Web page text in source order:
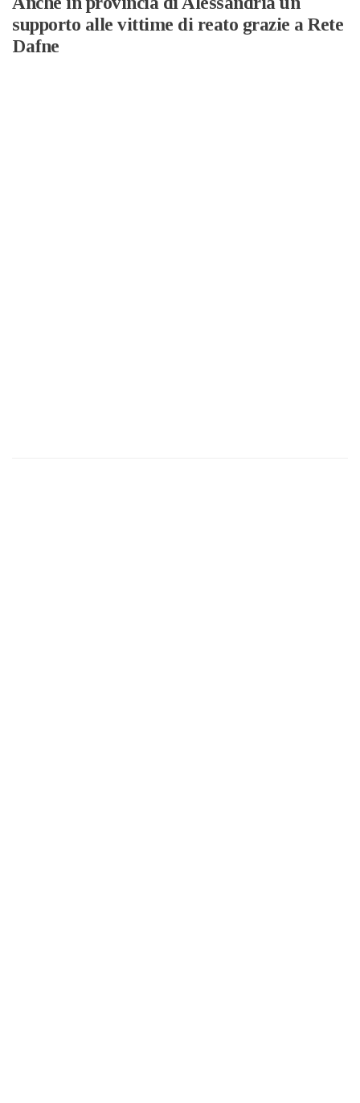
supporto alle vittime di reato grazie a Rete
Dafne